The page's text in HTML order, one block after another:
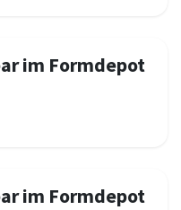
im Formdepot
im Formdepot